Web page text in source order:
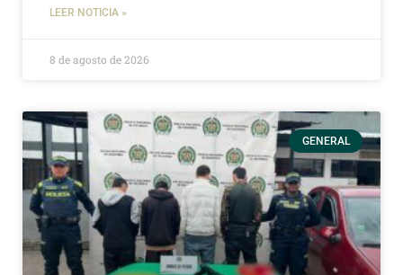
LEER NOTICIA »
8 de agosto de 2026
GENERAL